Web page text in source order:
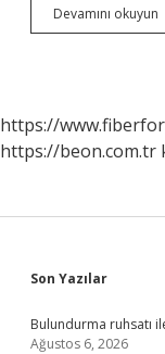
Devamını okuyun
https://
https://beon.com.tr
Sidebar
Son Yazılar
Bulundurma ruhsatı
Ağustos 6, 2026